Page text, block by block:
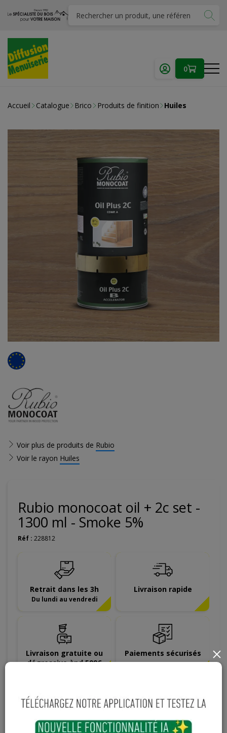
0
Accueil Catalogue Brico Produits de finition Huiles
Voir plus de produits de Rubio
Voir le rayon Huiles
Rubio monocoat oil + 2c set -
1300 ml - Smoke 5%
Réf : 228812
Retrait dans les 3h
Du lundi au vendredi
Livraison rapide
Livraison gratuite ou
dégressive àpd 599€
Paiements sécurisés
182,04€ TTC
+ Ajouter au panier
×